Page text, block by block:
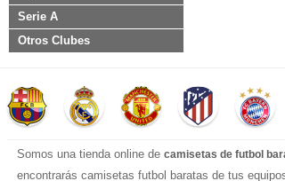
Serie A
Otros Clubes
Somos una tienda online de camisetas de futbol
encontrarás camisetas futbol baratas de tus